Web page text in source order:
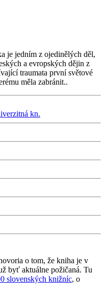
je jedním z ojedinělých děl,
a evropských dějin z
traumata první světové
měla zabránit..
kn.
o tom, že kniha je v
byť aktuálne požičaná. Tu
slovenských knižníc, o